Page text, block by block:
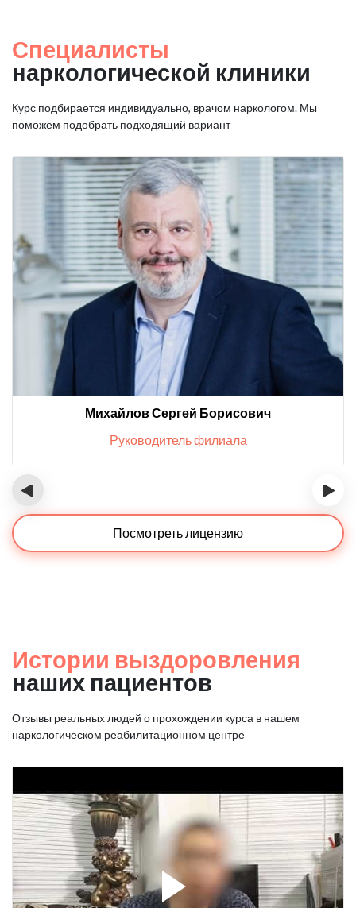
Специалисты
наркологической клиники
Курс подбирается индивидуально, врачом наркологом. Мы
поможем подобрать подходящий вариант
Михайлов Сергей Борисович
Руководитель филиала
‹ ›
Посмотреть лицензию
Истории выздоровления
наших пациентов
Отзывы реальных людей о прохождении курса в нашем
наркологическом реабилитационном центре